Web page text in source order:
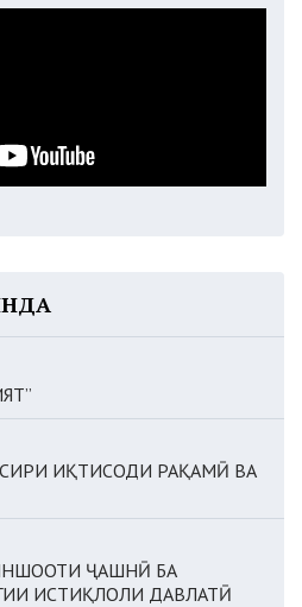
ИҚТИСОДИ РАҚАМӢ ВА
ҶАШНӢ БА
ИСТИҚЛОЛИ ДАВЛАТӢ